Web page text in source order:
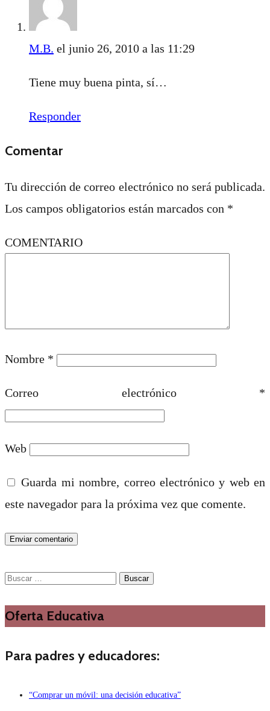
M.B. el junio 26, 2010 a las 11:29
Tiene muy buena pinta, sí…
Responder
Comentar
Tu dirección de correo electrónico no será publicada.
Los campos obligatorios están marcados con *
COMENTARIO
Nombre *
Correo electrónico *
Web
Guarda mi nombre, correo electrónico y web en
este navegador para la próxima vez que comente.
Buscar:
Oferta Educativa
Para padres y educadores:
“Comprar un móvil: una decisión educativa”